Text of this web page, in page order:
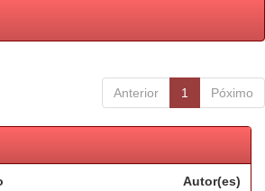
Anterior 1 Póximo
Autor(es)